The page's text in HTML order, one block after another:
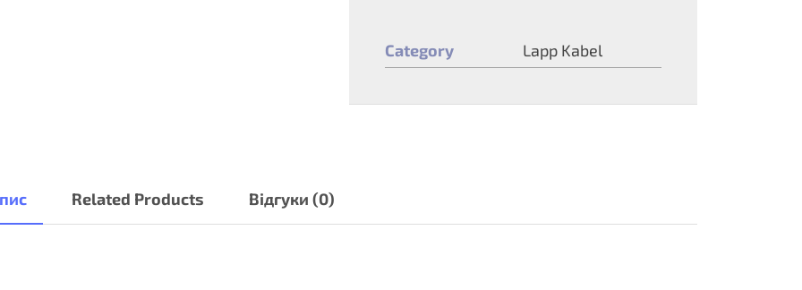
Category Lapp Kabel
Related Products Відгуки (0)